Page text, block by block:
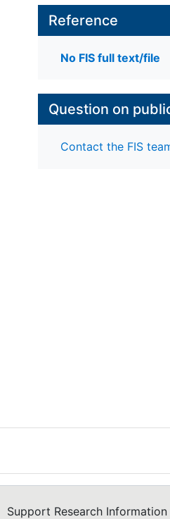
Reference
No FIS full text/file
Question on
Contact the FIS
Support Research Information